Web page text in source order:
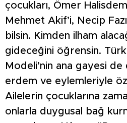
çocukları, Ömer
Mehmet Akif’i, Necip
bilsin. Kimden ilham
gideceğini öğrensin.
Modeli’nin ana gayesi
erdem ve eylemleriyle
Ailelerin çocuklarına
onlarla duygusal bağ